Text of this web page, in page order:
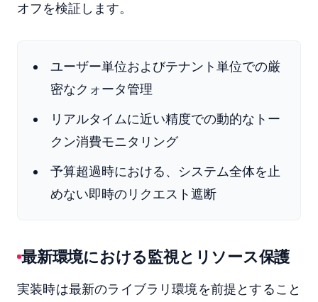
オフを検証します。
ユーザー単位およびテナント単位での厳
密なクォータ管理
リアルタイムに近い精度での動的なトー
クン消費モニタリング
予算超過時における、システム全体を止
めない即時のリクエスト遮断
最新環境における監視とリソース保護
実装時は最新のライブラリ環境を前提とすること